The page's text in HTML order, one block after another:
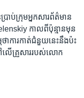
ាប់​ក្រុម​អ្នកសារព័ត៌មាន​
កាល​ពី​ប៉ុន្មាន​មុន​
ា​ការកាត់​ជំនួយ​នេះ​នឹង​ប៉ះ
លើគ្រួសារ​របស់​លោក